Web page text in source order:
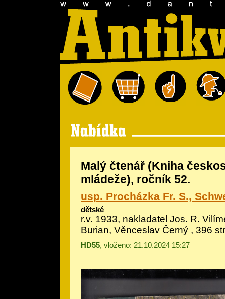
Malý čtenář (Kniha
mládeže), ročník 52.
usp. Procházka Fr. S.,
dětské
r.v. 1933, nakladatel Jos. R.
Burian, Věnceslav Černý , 396
HD55, vloženo: 21.10.2024 15:27